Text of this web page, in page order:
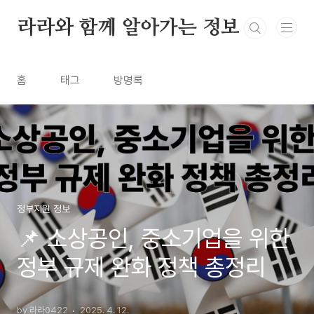
라라와 함께 알아가는 정보
홈 태그 방명록
정부지원 정보
📌 소상공인, 중소기업을 위한
정부 규제 완화 정책 총정리
by 라라0422 2025. 4. 12.